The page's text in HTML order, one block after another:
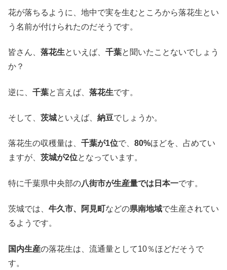
花が落ちるように、地中で実を生むところから落花生とい
う名前が付けられたのだそうです。
皆さん、 落花生といえば、 千葉と聞いたことないでしょう
か？
逆に、 千葉と言えば、 落花生です。
そして、 茨城といえば、 納豆でしょうか。
落花生の収穫量は、 千葉が1位で、 80%ほどを、占めてい
ますが、 茨城が2位となっています。
特に千葉県中央部の八街市が生産量では日本一です。
茨城では、 牛久市、阿見町などの県南地域で生産されてい
るようです。
国内生産の落花生は、流通量として10％ほどだそうで
す。